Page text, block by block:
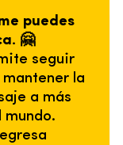
puedes
🤗
seguir
la
a más
mundo.